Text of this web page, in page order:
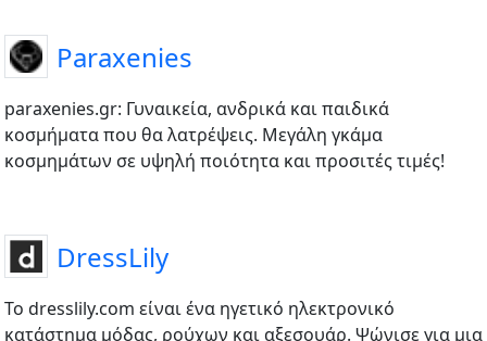
Paraxenies
paraxenies.gr: Γυναικεία, ανδρικά και παιδικά
κοσμήματα που θα λατρέψεις. Μεγάλη γκάμα
κοσμημάτων σε υψηλή ποιότητα και προσιτές τιμές!
DressLily
Το dresslily.com είναι ένα ηγετικό ηλεκτρονικό
κατάστημα μόδας, ρούχων και αξεσουάρ. Ψώνισε για μια